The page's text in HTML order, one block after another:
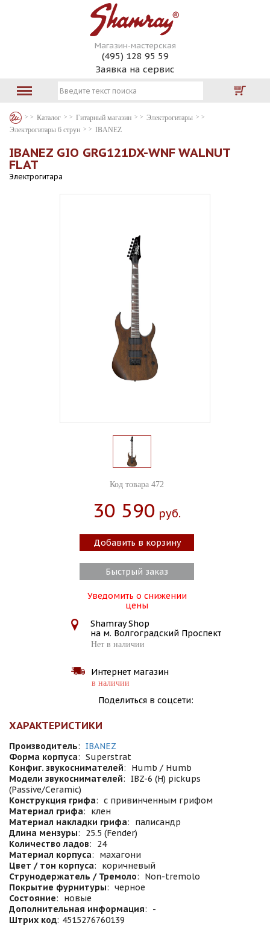
Магазин-мастерская
(495) 128 95 59
Заявка на сервис
Каталог Гитарный магазин
Электрогитары
Электрогитары 6 струн
IBANEZ
IBANEZ GIO GRG121DX-WNF WALNUT
FLAT
Электрогитара
Код товара 472
30 590 Руб.
Добавить в корзину
Быстрый заказ
Уведомить о снижении
цены
Shamray Shop
на м. Волгоградский Проспект
Нет в наличии
Интернет магазин
в наличии
Поделиться в соцсети:
ХАРАКТЕРИСТИКИ
Производитель: IBANEZ
Форма корпуса: Superstrat
Конфиг. звукоснимателей:
Humb / Humb
Модели звукоснимателей: IBZ-6 (H) pickups
(Passive/Ceramic)
Конструкция грифа: с привинченным грифом
Материал грифа:
клен
Материал накладки грифа:
палисандр
Длина мензуры:
25.5 (Fender)
Количество ладов:
24
Материал корпуса:
махагони
Цвет / тон корпуса:
коричневый
Струнодержатель / Тремоло:
Non-tremolo
Покрытие фурнитуры: черное
Состояние:
новые
Дополнительная информация:
-
Штрих код: 4515276760139